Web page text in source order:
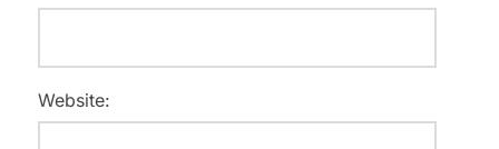
Website: